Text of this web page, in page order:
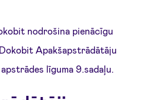
nodrošina pienācīgu
Apakšapstrādātāju
līguma 9.sadaļu.